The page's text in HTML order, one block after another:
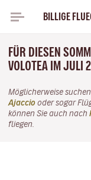
BILLIGE
FÜR DIESEN
VOLOTEA IM JULI
Möglicherweise
Ajaccio oder sogar
können Sie auch nach
fliegen.